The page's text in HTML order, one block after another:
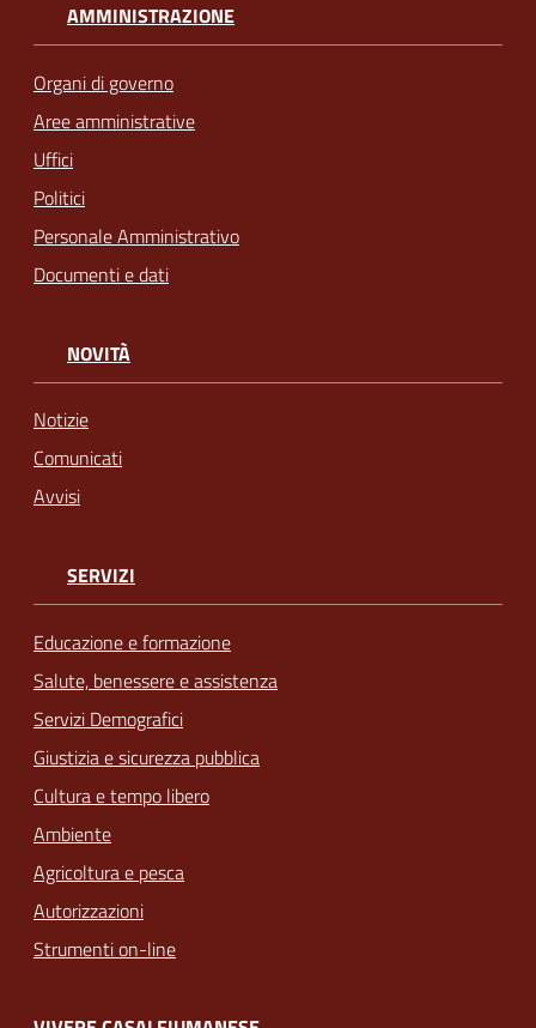
AMMINISTRAZIONE
Organi di governo
Aree amministrative
Uffici
Politici
Personale Amministrativo
Documenti e dati
NOVITÀ
Notizie
Comunicati
Avvisi
SERVIZI
Educazione e formazione
Salute, benessere e assistenza
Servizi Demografici
Giustizia e sicurezza pubblica
Cultura e tempo libero
Ambiente
Agricoltura e pesca
Autorizzazioni
Strumenti on-line